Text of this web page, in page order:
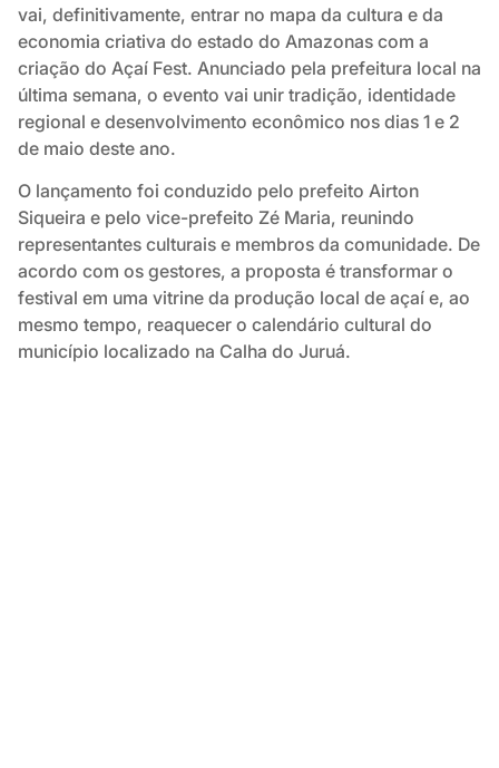
vai, definitivamente, entrar no mapa da cultura e da
economia criativa do estado do Amazonas com a
criação do Açaí Fest. Anunciado pela prefeitura local na
última semana, o evento vai unir tradição, identidade
regional e desenvolvimento econômico nos dias 1 e 2
de maio deste ano.
O lançamento foi conduzido pelo prefeito Airton
Siqueira e pelo vice-prefeito Zé Maria, reunindo
representantes culturais e membros da comunidade. De
acordo com os gestores, a proposta é transformar o
festival em uma vitrine da produção local de açaí e, ao
mesmo tempo, reaquecer o calendário cultural do
município localizado na Calha do Juruá.